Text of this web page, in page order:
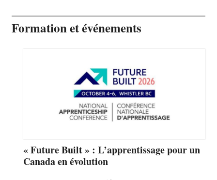
Formation et événements
« Future Built » : L’apprentissage pour un
Canada en évolution